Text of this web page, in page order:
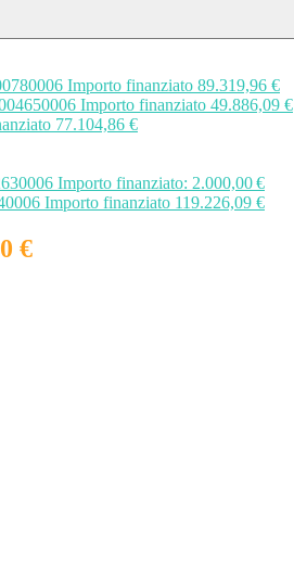
Importo finanziato 89.319,96 €
Importo finanziato 49.886,09 €
77.104,86 €
Importo finanziato: 2.000,00 €
Importo finanziato 119.226,09 €
€